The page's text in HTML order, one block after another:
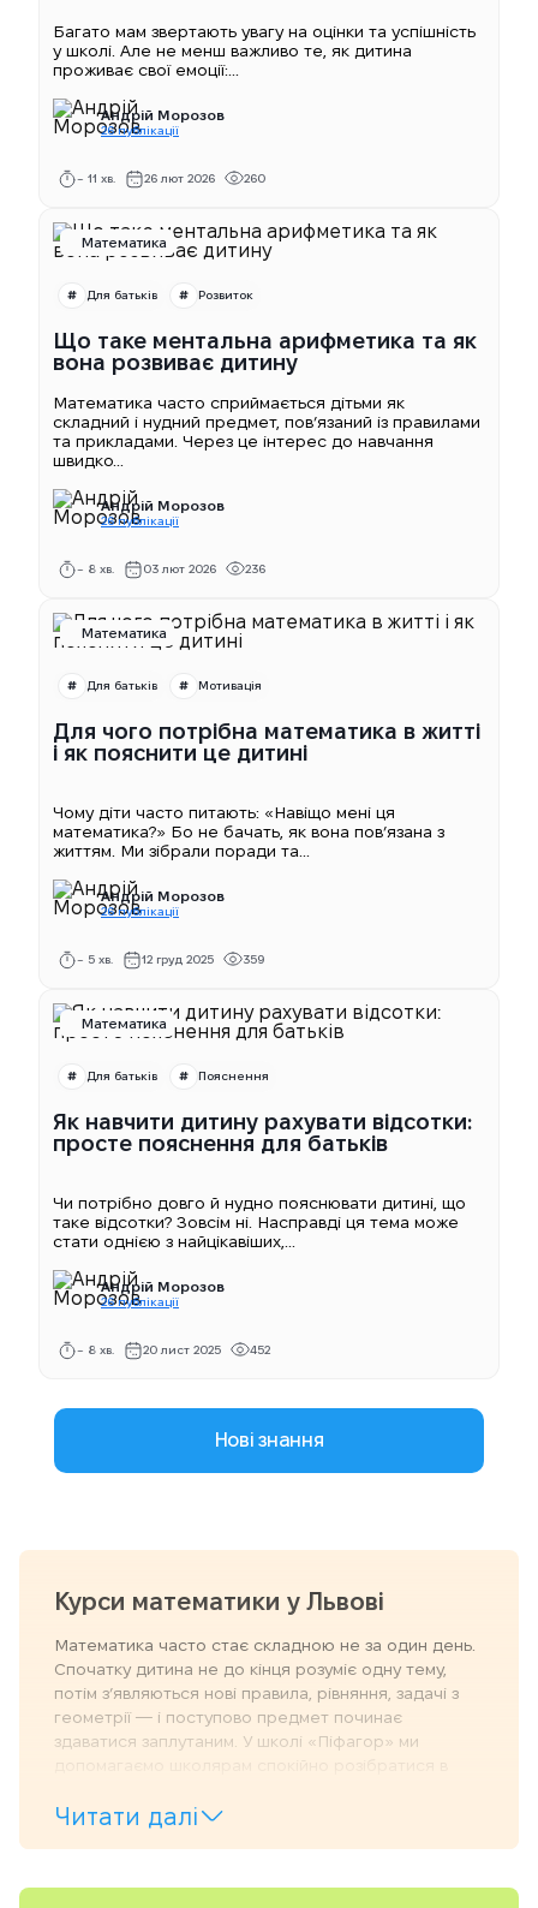
Багато мам звертають увагу на оцінки та успішність
у школі. Але не менш важливо те, як дитина
проживає свої емоції:...
Андрій Морозов
26 публікації
~ 11 хв. 26 лют 2026 260
Математика
Для батьків Розвиток
Що таке ментальна арифметика та як
вона розвиває дитину
Математика часто сприймається дітьми як
складний і нудний предмет, пов’язаний із правилами
та прикладами. Через це інтерес до навчання
швидко...
Андрій Морозов
26 публікації
~ 8 хв. 03 лют 2026 236
Математика
Для батьків Мотивація
Для чого потрібна математика в житті
і як пояснити це дитині
Чому діти часто питають: «Навіщо мені ця
математика?» Бо не бачать, як вона пов’язана з
життям. Ми зібрали поради та...
Андрій Морозов
26 публікації
~ 5 хв. 12 груд 2025 359
Математика
Для батьків Пояснення
Як навчити дитину рахувати відсотки:
просте пояснення для батьків
Чи потрібно довго й нудно пояснювати дитині, що
таке відсотки? Зовсім ні. Насправді ця тема може
стати однією з найцікавіших,...
Андрій Морозов
26 публікації
~ 8 хв. 20 лист 2025 452
Нові знання
Читати далі
Курси математики у Львові
Математика часто стає складною не за один день.
Спочатку дитина не до кінця розуміє одну тему,
потім з’являються нові правила, рівняння, задачі з
геометрії — і поступово предмет починає
здаватися заплутаним. У школі «Піфагор» ми
впевненість у навчанні.
навчається з дому, але не залишається сам на сам